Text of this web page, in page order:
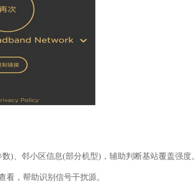
)、邻小区信息(部分机型)，辅助判断基站覆盖强度。
看，帮助识别信号干扰源。